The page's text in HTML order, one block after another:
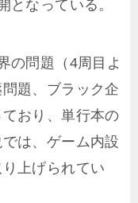
となっている。
の問題（4周目よ
題、ブラック企
おり、単行本の
は、ゲーム内設
上げられてい